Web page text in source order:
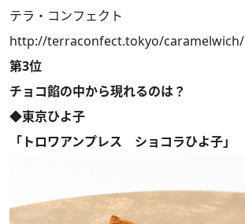
テラ・コンフェクト
http://terraconfect.tokyo/caramelwich/
第3位
チョコ餡の中から現れるのは？
◆東京ひよ子
「トロワアンプレス ショコラひよ子」